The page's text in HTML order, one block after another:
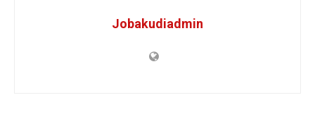
Jobakudiadmin